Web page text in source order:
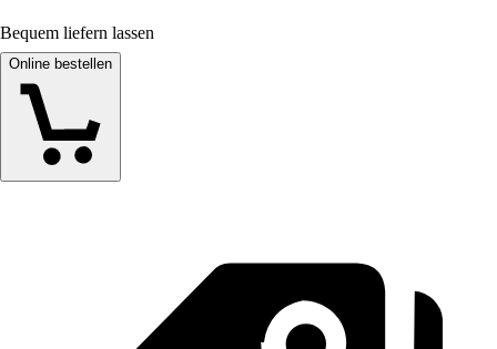
Bequem liefern lassen
Online bestellen